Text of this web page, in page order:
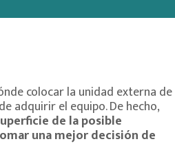
colocar la unidad externa de
adquirir el equipo. De hecho,
de la posible
una mejor decisión de